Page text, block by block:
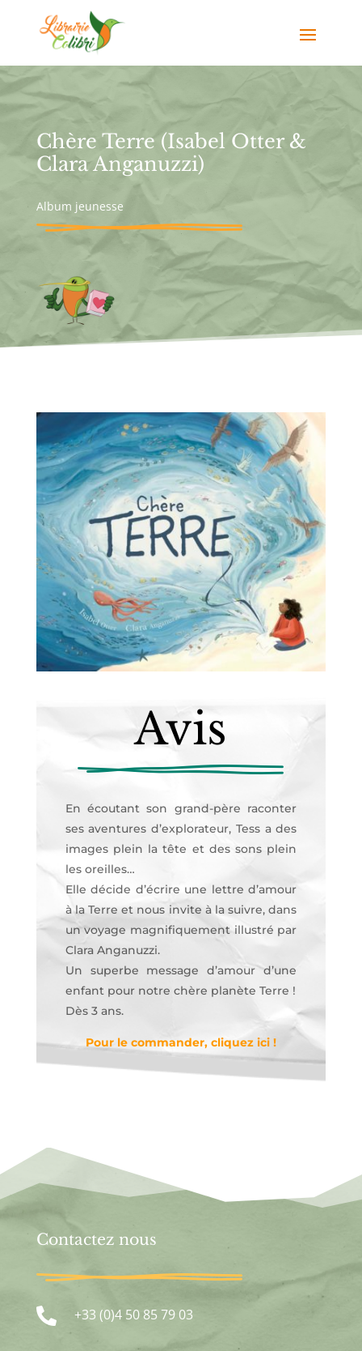
Chère Terre (Isabel Otter &
Clara Anganuzzi)
Album jeunesse
Avis
En écoutant son grand-père raconter
ses aventures d’explorateur, Tess a des
images plein la tête et des sons plein
les oreilles…
Elle décide d’écrire une lettre d’amour
à la Terre et nous invite à la suivre, dans
un voyage magnifiquement illustré par
Clara Anganuzzi.
Un superbe message d’amour d’une
enfant pour notre chère planète Terre !
Dès 3 ans.
Pour le commander, cliquez ici !
Contactez nous
 +33 (0)4 50 85 79 03